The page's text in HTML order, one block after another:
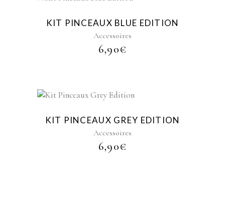
KIT PINCEAUX BLUE EDITION
Accessoires
6,90€
KIT PINCEAUX GREY EDITION
Accessoires
6,90€